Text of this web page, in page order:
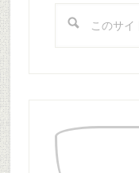
検
索
す